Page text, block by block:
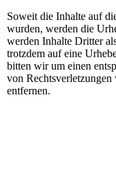
Soweit die Inhalte auf
wurden, werden die
werden Inhalte Dritter
trotzdem auf eine
bitten wir um einen
von Rechtsverletzungen
entfernen.